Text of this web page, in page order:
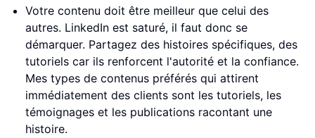
Votre contenu doit être meilleur que celui des
autres. LinkedIn est saturé, il faut donc se
démarquer. Partagez des histoires spécifiques, des
tutoriels car ils renforcent l'autorité et la confiance.
Mes types de contenus préférés qui attirent
immédiatement des clients sont les tutoriels, les
témoignages et les publications racontant une
histoire.